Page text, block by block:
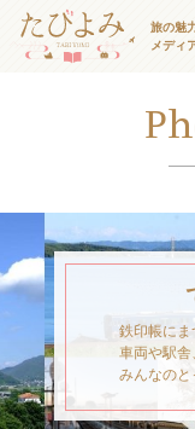
旅の魅
メディ
鉄印帳にま
車両や駅
みんなのと